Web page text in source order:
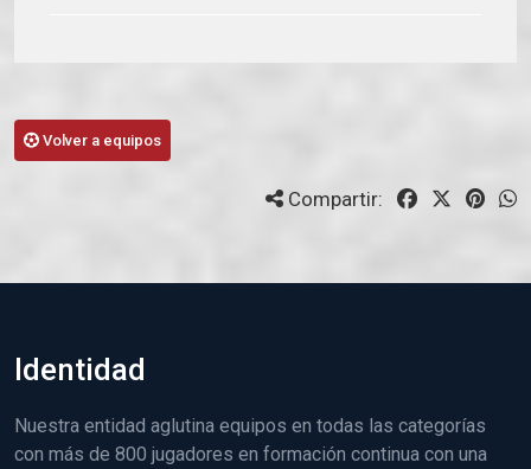
Volver a equipos
Compartir:
Identidad
Nuestra entidad aglutina equipos en todas las categorías
con más de 800 jugadores en formación continua con una